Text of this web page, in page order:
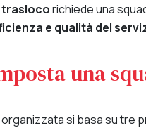
traslocorichiede una
e qualità del
una
si basa su tre